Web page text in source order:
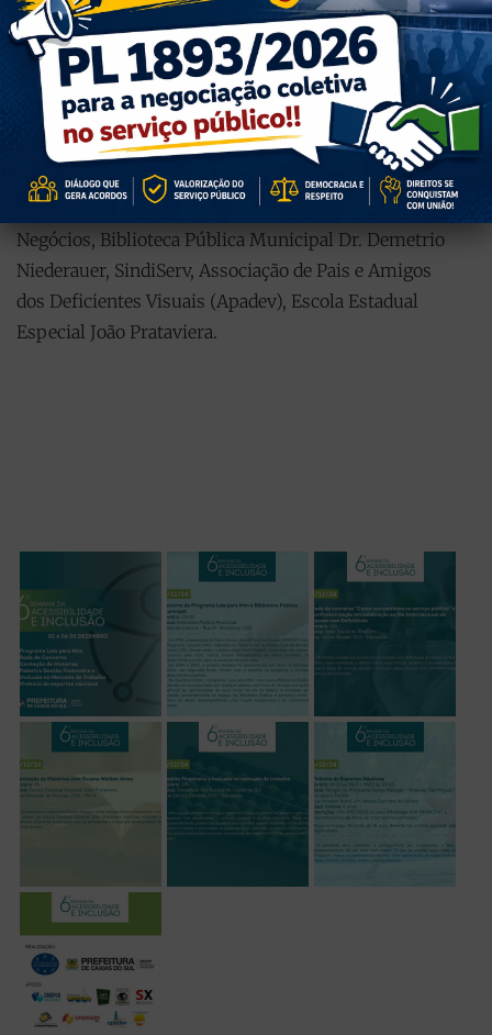
realizadores e apoiadores do evento. Realização:
Coordenadoria de Acessibilidade, Prefeitura de Caxias
do Sul (SMSPPS – Secretaria Municipal de Segurança
Pública e Proteção Social). Apoiadores: Conselho
Municipal dos Direitos da Pessoa com Deficiência
(CMDPcD), Programa Caxias Navegar, Café da Velha,
Sociedade dos Surdos de Caxias do Sul (SSCS), SX
Negócios, Biblioteca Pública Municipal Dr. Demetrio
Niederauer, SindiServ, Associação de Pais e Amigos
dos Deficientes Visuais (Apadev), Escola Estadual
Especial João Prataviera.